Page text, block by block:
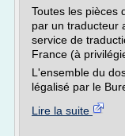
Toutes les pièces
par un traducteur
service de
France (à
L'ensemble du
légalisé par le
Lire la suite